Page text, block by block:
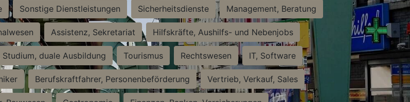
Sonstige Dienstleistungen Sicherheitsdienste Management, Beratung
Assistenz, Sekretariat Hilfskräfte, Aushilfs- und Nebenjobs
duale Ausbildung Tourismus Rechtswesen IT, Software
Berufskraftfahrer, Personenbeförderung Vertrieb, Verkauf, Sales